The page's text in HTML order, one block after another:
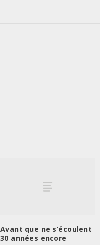
Avant que ne s’écoulent
30 années encore